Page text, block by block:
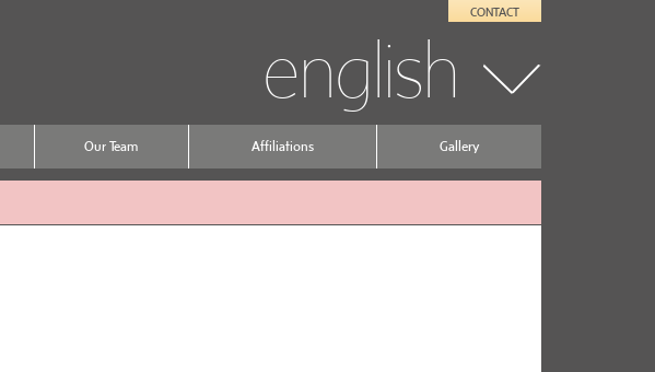
english
CONTACT
Our Team Affiliations Gallery